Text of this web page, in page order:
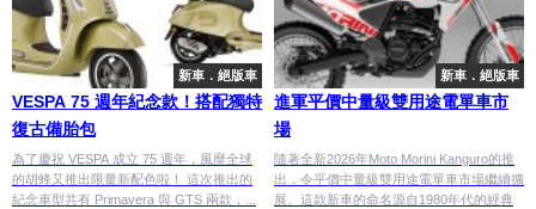
新車．絕版車
VESPA 75 週年紀念款！搭配獨特
復古備胎包
為了慶祝 VESPA 成立 75 週年，風靡全球
的胡蜂又推出限量新配色啦！ 這次推出的
紀念車型共有 Primavera 與 GTS 兩款，...
新車．絕版車
進軍平價中量級雙用途電單車市
場
隨著全新2026年Moto Morini Kanguro的推
出，令平價中量級雙用途電單車市場繼續擴
展。這款新車的命名源自1980年代的經典